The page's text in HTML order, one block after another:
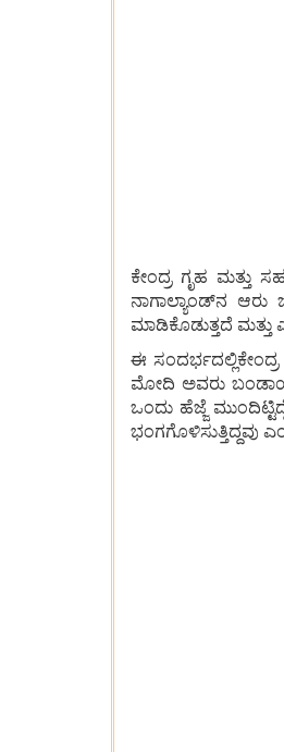
ಕೇಂದ್ರ ಗೃಹ ಮತ್ತು
ನಾಗಾಲ್ಯಾಂಡ್‌ನ
ಮಾಡಿಕೊಡುತ್ತದೆ
ಈ
ಮೋದಿ ಅವರು ಬಂಡಾಯ,
ಒಂದು ಹೆಜ್ಜೆ
ಭಂಗಗೊಳಿಸುತ್ತಿದ್ದವು